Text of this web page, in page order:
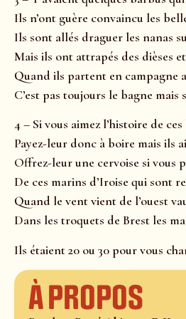
Ils n’ont guère convaincu les
Ils sont allés draguer les nanas
Mais ils ont attrapés des dièses
Quand ils partent en campagne
C’est pas toujours le bagne mais
4 – Si vous aimez l’histoire de
Payez-leur donc à boire mais ils
Offrez-leur une cervoise si vous
De ces marins d’Iroise qui sont
Quand le vent vient de l’ouest
Dans les troquets de Brest les
Ils étaient 20 ou 30 pour vous
À propos